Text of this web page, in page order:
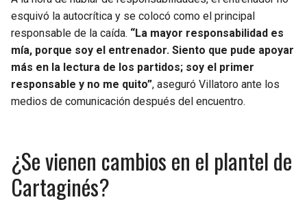
esquivó la autocrítica y se colocó como el principal
responsable de la caída. “La mayor responsabilidad es
mía, porque soy el entrenador. Siento que pude apoyar
más en la lectura de los partidos; soy el primer
responsable y no me quito”, aseguró Villatoro ante los
medios de comunicación después del encuentro.
¿Se vienen cambios en el plantel de
Cartaginés?